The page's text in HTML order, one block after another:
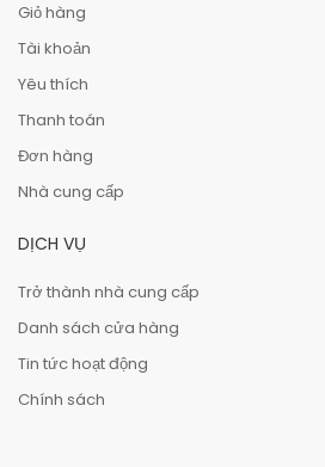
Giỏ hàng
Tài khoản
Yêu thích
Thanh toán
Đơn hàng
Nhà cung cấp
DỊCH VỤ
Trở thành nhà cung cấp
Danh sách cửa hàng
Tin tức hoạt động
Chính sách